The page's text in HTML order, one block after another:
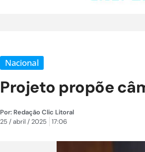
Nacional
Projeto propõe
Por: Redação Clic Litoral
25 / abril / 2025
17:06